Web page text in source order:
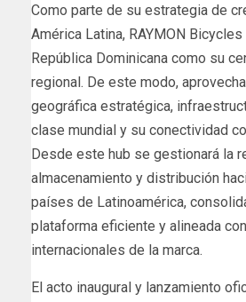
Como parte de su estrategia de
América Latina, RAYMON
República Dominicana como su
regional. De este modo,
geográfica estratégica,
clase mundial y su conectividad
Desde este hub se gestionará la
almacenamiento y distribución
países de Latinoamérica,
plataforma eficiente y alineada
internacionales de la marca.
El acto inaugural y lanzamiento